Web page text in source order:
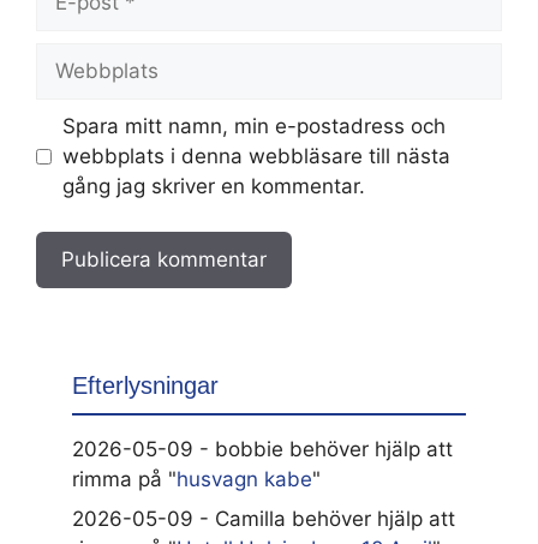
post
Spara mitt namn, min e-postadress och
webbplats i denna webbläsare till nästa
gång jag skriver en kommentar.
Efterlysningar
2026-05-09 - bobbie behöver hjälp att
rimma på "husvagn kabe"
2026-05-09 - Camilla behöver hjälp att